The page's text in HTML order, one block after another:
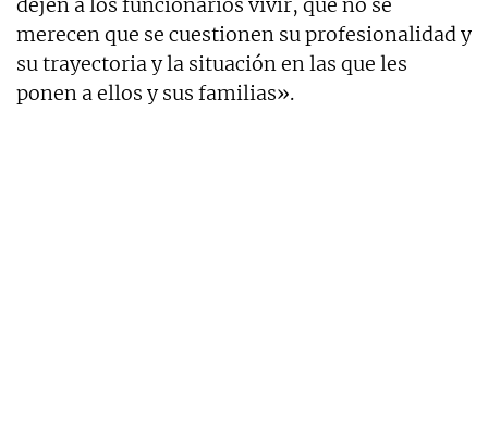
merecen que se cuestionen su profesionalidad y
su trayectoria y la situación en las que les
ponen a ellos y sus familias».